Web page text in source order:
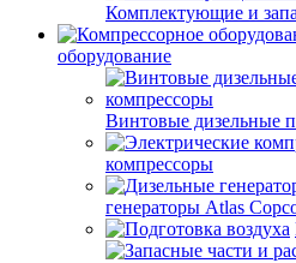
Комплектующие и
оборудование
Винтовые дизельные
компрессоры
генераторы Atlas